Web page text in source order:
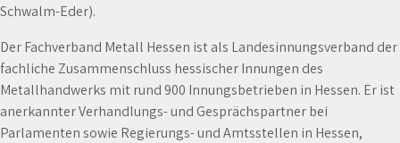
Schwalm-Eder).
Der Fachverband Metall Hessen ist als Landesinnungsverband der
fachliche Zusammenschluss hessischer Innungen des
Metallhandwerks mit rund 900 Innungsbetrieben in Hessen. Er ist
anerkannter Verhandlungs- und Gesprächspartner bei
Parlamenten sowie Regierungs- und Amtsstellen in Hessen,